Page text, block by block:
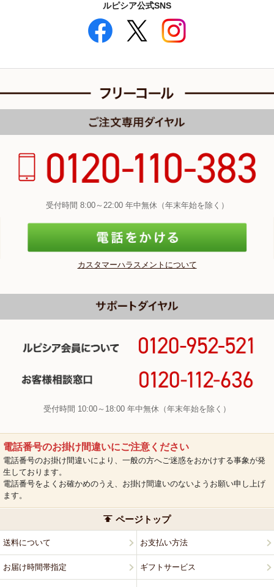
ルピシア公式SNS
受付時間 8:00～22:00 年中無休（年末年始を除く）
カスタマーハラスメントについて
受付時間 10:00～18:00 年中無休（年末年始を除く）
電話番号のお掛け間違いにご注意ください
電話番号のお掛け間違いにより、一般の方へご迷惑をおかけする事象が発
生しております。
電話番号をよくお確かめのうえ、お掛け間違いのないようお願い申し上げ
ます。
ページトップ
送料について お支払い方法
お届け時間帯指定 ギフトサービス